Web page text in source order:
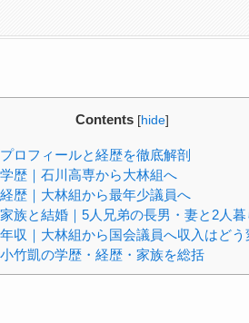
Contents [hide]
ロフィールと経歴を徹底解剖
歴｜石川高専から大林組へ
歴｜大林組から最年少議員へ
族と結婚｜5人兄弟の長男・妻と2人暮
収｜大林組から国会議員へ収入はどう
竹凱の学歴・経歴・家族を総括